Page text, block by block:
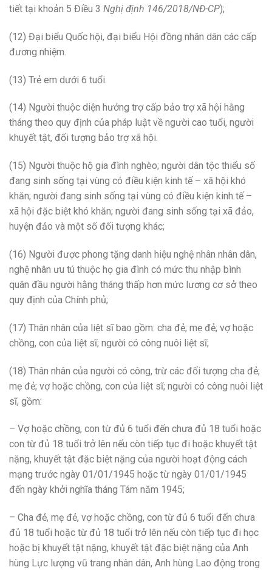
tiết tại khoản 5 Điều 3 Nghị định 146/2018/NĐ-CP);
(12) Đại biểu Quốc hội, đại biểu Hội đồng nhân dân các cấp
đương nhiệm.
(13) Trẻ em dưới 6 tuổi.
(14) Người thuộc diện hưởng trợ cấp bảo trợ xã hội hằng
tháng theo quy định của pháp luật về người cao tuổi, người
khuyết tật, đối tượng bảo trợ xã hội.
(15) Người thuộc hộ gia đình nghèo; người dân tộc thiểu số
đang sinh sống tại vùng có điều kiện kinh tế – xã hội khó
khăn; người đang sinh sống tại vùng có điều kiện kinh tế –
xã hội đặc biệt khó khăn; người đang sinh sống tại xã đảo,
huyện đảo và một số đối tượng khác;
(16) Người được phong tặng danh hiệu nghệ nhân nhân dân,
nghệ nhân ưu tú thuộc họ gia đình có mức thu nhập bình
quân đầu người hằng tháng thấp hơn mức lương cơ sở theo
quy định của Chính phủ;
(17) Thân nhân của liệt sĩ bao gồm: cha đẻ; mẹ đẻ; vợ hoặc
chồng, con của liệt sĩ; người có công nuôi liệt sĩ;
(18) Thân nhân của người có công, trừ các đối tượng cha đẻ;
mẹ đẻ; vợ hoặc chồng, con của liệt sĩ; người có công nuôi liệt
sĩ, gồm:
– Vợ hoặc chồng, con từ đủ 6 tuổi đến chưa đủ 18 tuổi hoặc
con từ đủ 18 tuổi trở lên nếu còn tiếp tục đi hoặc khuyết tật
nặng, khuyết tật đặc biệt nặng của người hoạt động cách
mạng trước ngày 01/01/1945 hoặc từ ngày 01/01/1945
đến ngày khởi nghĩa tháng Tám năm 1945;
– Cha đẻ, mẹ đẻ, vợ hoặc chồng, con từ đủ 6 tuổi đến chưa
đủ 18 tuổi hoặc từ đủ 18 tuổi trở lên nếu còn tiếp tục đi học
hoặc bị khuyết tật nặng, khuyết tật đặc biệt nặng của Anh
hùng Lực lượng vũ trang nhân dân, Anh hùng Lao động trong